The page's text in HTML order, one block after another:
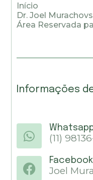
Início
Dr. Joel
Área Reservada
Informações
(11)
Facebook
Joel